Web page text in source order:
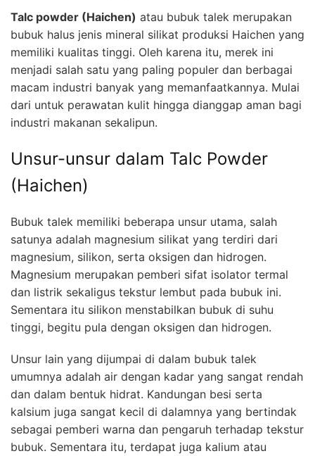
Talc powder (Haichen) atau bubuk talek merupakan
bubuk halus jenis mineral silikat produksi Haichen yang
memiliki kualitas tinggi. Oleh karena itu, merek ini
menjadi salah satu yang paling populer dan berbagai
macam industri banyak yang memanfaatkannya. Mulai
dari untuk perawatan kulit hingga dianggap aman bagi
industri makanan sekalipun.
Unsur-unsur dalam Talc Powder
(Haichen)
Bubuk talek memiliki beberapa unsur utama, salah
satunya adalah magnesium silikat yang terdiri dari
magnesium, silikon, serta oksigen dan hidrogen.
Magnesium merupakan pemberi sifat isolator termal
dan listrik sekaligus tekstur lembut pada bubuk ini.
Sementara itu silikon menstabilkan bubuk di suhu
tinggi, begitu pula dengan oksigen dan hidrogen.
Unsur lain yang dijumpai di dalam bubuk talek
umumnya adalah air dengan kadar yang sangat rendah
dan dalam bentuk hidrat. Kandungan besi serta
kalsium juga sangat kecil di dalamnya yang bertindak
sebagai pemberi warna dan pengaruh terhadap tekstur
bubuk. Sementara itu, terdapat juga kalium atau